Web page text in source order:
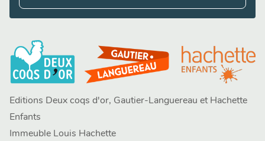
Editions Deux coqs d'or, Gautier-Languereau et Hachette
Enfants
Immeuble Louis Hachette